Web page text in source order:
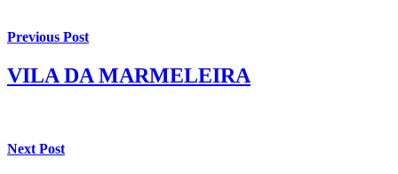
Previous Post
VILA DA MARMELEIRA
Next Post